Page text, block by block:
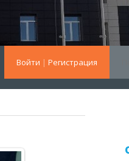
Войти | Регистрация